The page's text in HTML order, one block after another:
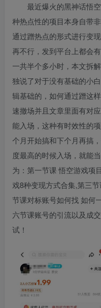
最近爆火的黑神话悟
种热点性的项目本身自带
通过蹭热点的形式进行变
再不行，发到平台上都会
一共半个多小时，本文拆
独说了对于没有基础的小
辑基础的，如何通过蹭这
速撤场并且文章里面有对
能入场，这种有时效性的
个月开始搞和下个月再搞
度最高的时候入场，就能
为：第一节课 悟空游戏项
戏8种变现方式合集,第三
节课对标账号如何找 如何
六节课账号的引流以及成
试！